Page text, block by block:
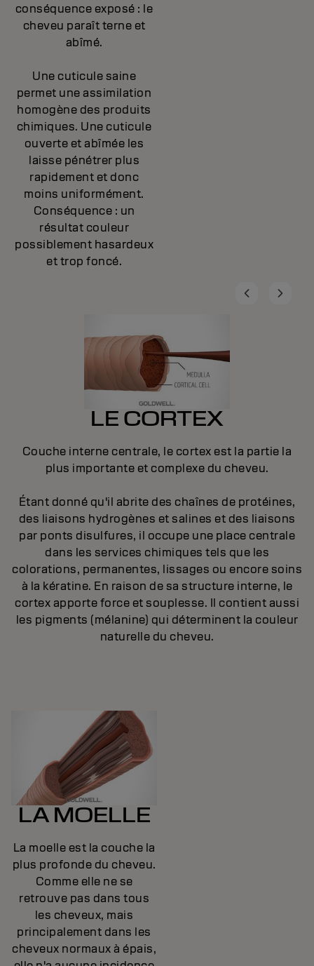
conséquence exposé : le
cheveu paraît terne et
abîmé.
Une cuticule saine
permet une assimilation
homogène des produits
chimiques. Une cuticule
ouverte et abîmée les
laisse pénétrer plus
rapidement et donc
moins uniformément.
Conséquence : un
résultat couleur
possiblement hasardeux
et trop foncé.
LE CORTEX
Couche interne centrale, le cortex est la partie la
plus importante et complexe du cheveu.
Étant donné qu'il abrite des chaînes de protéines,
des liaisons hydrogènes et salines et des liaisons
par ponts disulfures, il occupe une place centrale
dans les services chimiques tels que les
colorations, permanentes, lissages ou encore soins
à la kératine. En raison de sa structure interne, le
cortex apporte force et souplesse. Il contient aussi
les pigments (mélanine) qui déterminent la couleur
naturelle du cheveu.
LA MOELLE
La moelle est la couche la
plus profonde du cheveu.
Comme elle ne se
retrouve pas dans tous
les cheveux, mais
principalement dans les
cheveux normaux à épais,